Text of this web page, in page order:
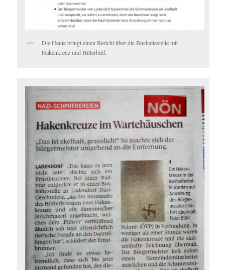
Die Heute bringt einen Bericht über die Bushaltestelle mit
Hakenkreuz und Hitlerbild.